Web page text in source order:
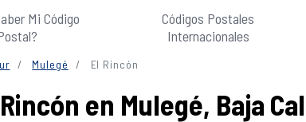
Mi Código
Códigos Postales
Internacionales
Mulegé El Rincón
en Mulegé, Baja